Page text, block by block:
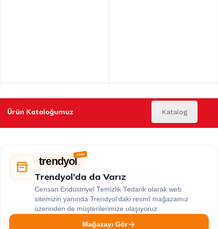
Ürün Kataloğumuz Katalog
trendyol
Trendyol’da da Varız
Censan Endüstriyel Temizlik Tedarik olarak web
sitemizin yanında Trendyol’daki resmî mağazamız
üzerinden de müşterilerimize ulaşıyoruz.
Mağazayı Gör